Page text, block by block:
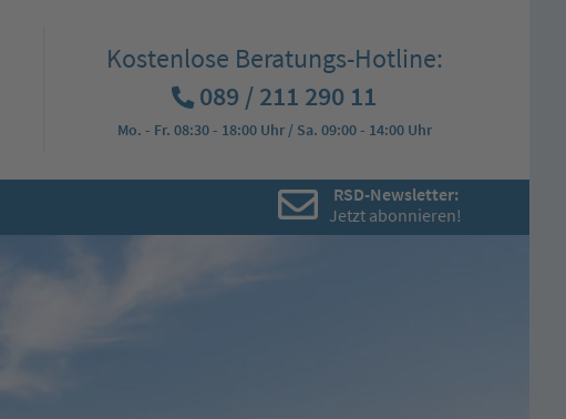
Kostenlose Beratungs-Hotline:
089 / 211 290 11
Mo. - Fr. 08:30 - 18:00 Uhr / Sa. 09:00 - 14:00 Uhr
RSD-Newsletter:
Jetzt abonnieren!